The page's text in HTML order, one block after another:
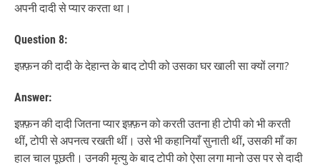
अपनी दादी से प्यार करता था।
Question 8:
इफ़्फ़न की दादी के देहान्त के बाद टोपी को उसका घर खाली सा क्यों लगा?
Answer:
इफ़्फ़न की दादी जितना प्यार इफ़्फ़न को करती उतना ही टोपी को भी करती
थीं, टोपी से अपनत्व रखती थीं। उसे भी कहानियाँ सुनाती थीं, उसकी माँ का
हाल चाल पूछती। उनकी मृत्यु के बाद टोपी को ऐसा लगा मानो उस पर से दादी